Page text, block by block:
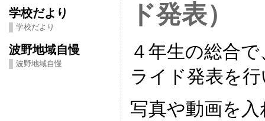
学校だより
学校だより
波野地域自慢
波野地域自慢
ド発表）
４年生の総合
ライド発表を
写真や動画を